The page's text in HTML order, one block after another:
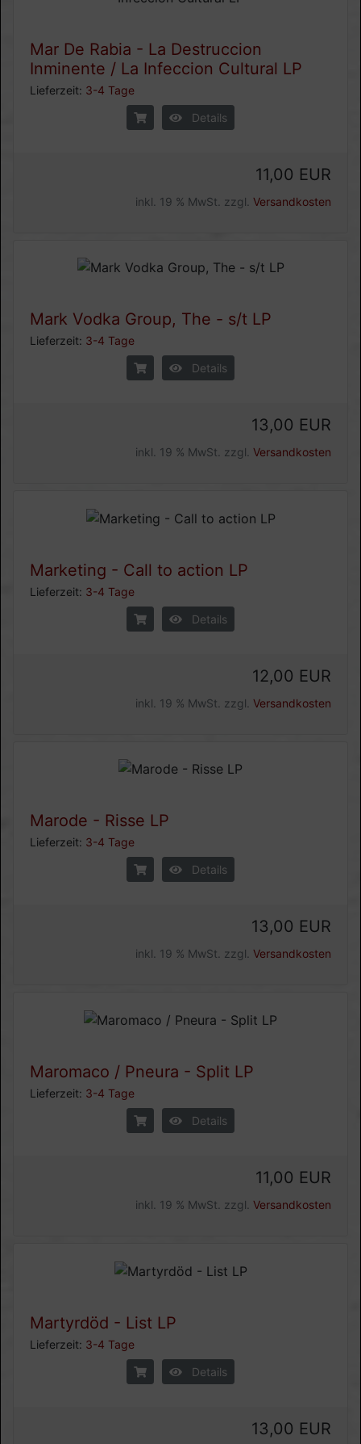
Mar De Rabia - La Destruccion
Inminente / La Infeccion Cultural LP
Lieferzeit: 3-4 Tage
Details
11,00 EUR
inkl. 19 % MwSt. zzgl. Versandkosten
Mark Vodka Group, The - s/t LP
Lieferzeit: 3-4 Tage
Details
13,00 EUR
inkl. 19 % MwSt. zzgl. Versandkosten
Marketing - Call to action LP
Lieferzeit: 3-4 Tage
Details
12,00 EUR
inkl. 19 % MwSt. zzgl. Versandkosten
Marode - Risse LP
Lieferzeit: 3-4 Tage
Details
13,00 EUR
inkl. 19 % MwSt. zzgl. Versandkosten
Maromaco / Pneura - Split LP
Lieferzeit: 3-4 Tage
Details
11,00 EUR
inkl. 19 % MwSt. zzgl. Versandkosten
Martyrdöd - List LP
Lieferzeit: 3-4 Tage
Details
13,00 EUR